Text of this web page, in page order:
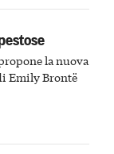
la nuova
Emily Brontë